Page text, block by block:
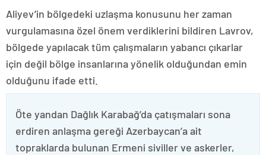
Aliyev’in bölgedeki uzlaşma konusunu her zaman
vurgulamasına özel önem verdiklerini bildiren Lavrov,
bölgede yapılacak tüm çalışmaların yabancı çıkarlar
için değil bölge insanlarına yönelik olduğundan emin
olduğunu ifade etti.
Öte yandan Dağlık Karabağ’da çatışmaları sona
erdiren anlaşma gereği Azerbaycan’a ait
topraklarda bulunan Ermeni siviller ve askerler,